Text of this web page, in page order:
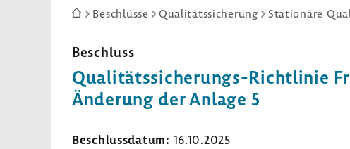
Sie
hier:
Beschlüsse Qualitätssicherung Stationäre
Beschluss
Qualitätssicherungs-​Richtlinie
Ände­rung der Anlage 5
Beschluss­datum: 16.10.2025